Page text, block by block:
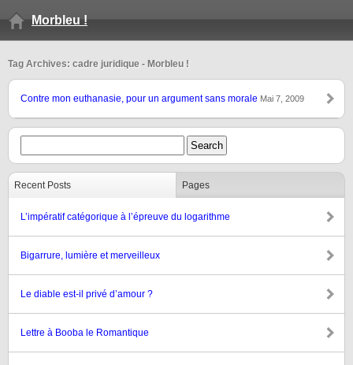
Morbleu !
Tag Archives: cadre juridique - Morbleu !
Contre mon euthanasie, pour un argument sans morale Mai 7, 2009
Recent Posts Pages
L’impératif catégorique à l’épreuve du logarithme
Bigarrure, lumière et merveilleux
Le diable est-il privé d’amour ?
Lettre à Booba le Romantique